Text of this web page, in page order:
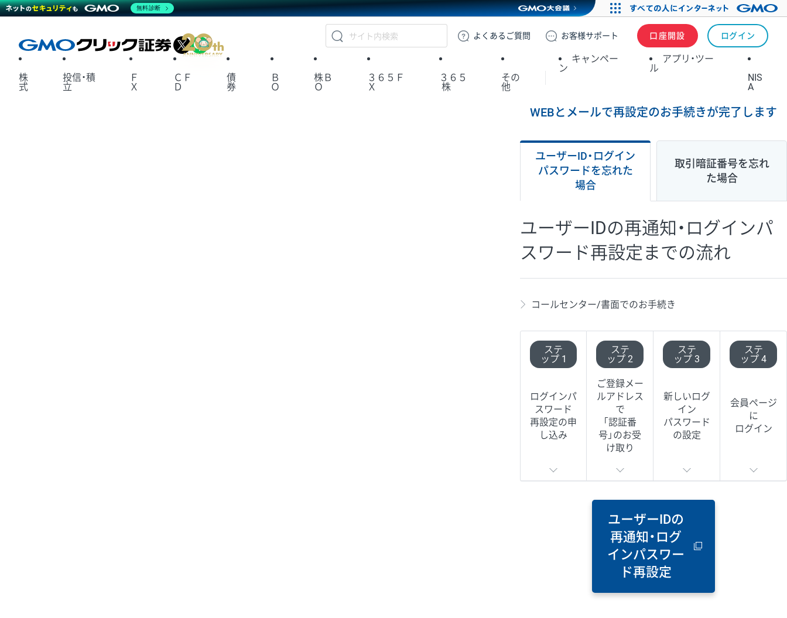
GMOクリック証券
よくある ご質問 お客様サポート 口座開設 ログイン
X
株
式
投信・積
立
Ｆ
Ｘ
ＣＦ
Ｄ
債
券
Ｂ
Ｏ
株Ｂ
Ｏ
３６５Ｆ
Ｘ
３６５
株
その
他
キャンペー
ン
アプリ・ツー
ル
NIS
A
WEBとメールで再設定のお手続きが完了します
ユーザーID・ログイン
パスワードを忘れた
場合
取引暗証番号を忘れ
た場合
ユーザーIDの再通知・ログインパ
スワード再設定までの流れ
コールセンター/書面でのお手続き
ステ
ップ 1
ログインパ
スワード
再設定の申
し込み
ステ
ップ 2
ご登録メー
ルアドレス
で
「認証番
号」のお受
け取り
ステ
ップ 3
新しいログ
イン
パスワード
の設定
ステ
ップ 4
会員ページ
に
ログイン
ユーザーIDの
再通知・ログ
インパスワー
ド再設定
無料診断